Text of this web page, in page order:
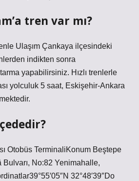
tren var mı?
Ulaşım Çankaya ilçesindeki
indikten sonra
yapabilirsiniz. Hızlı trenlerle
yolculuk 5 saat, Eskişehir-Ankara
Otobüs TerminaliKonum Beştepe
No:82 Yenimahalle,
32°48′39″Do